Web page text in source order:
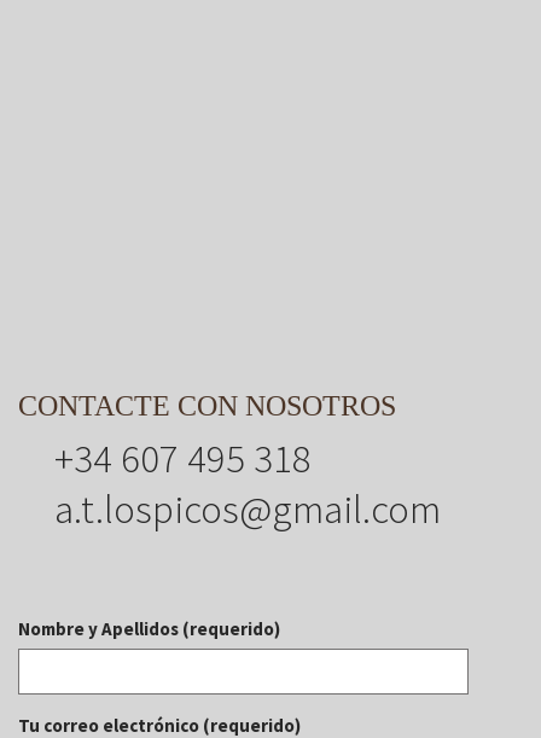
CONTACTE CON NOSOTROS
+34 607 495 318
a.t.lospicos@gmail.com
Nombre y Apellidos (requerido)
Tu correo electrónico (requerido)